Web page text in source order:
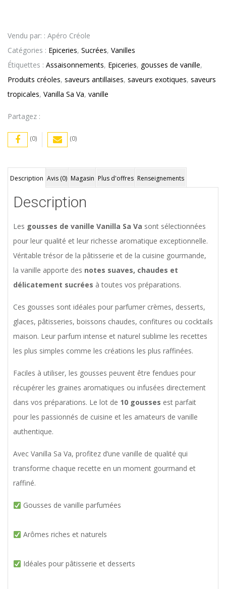
–
Vanilla
Sa
Va
Vendu par: : Apéro Créole
Catégories : Epiceries, Sucrées, Vanilles
Étiquettes : Assaisonnements, Epiceries, gousses de vanille,
Produits créoles, saveurs antillaises, saveurs exotiques, saveurs
tropicales, Vanilla Sa Va, vanille
Partagez :
(0) (0)
Description Avis (0) Magasin Plus d'offres Renseignements
Description
Les gousses de vanille Vanilla Sa Va sont sélectionnées
pour leur qualité et leur richesse aromatique exceptionnelle.
Véritable trésor de la pâtisserie et de la cuisine gourmande,
la vanille apporte des notes suaves, chaudes et
délicatement sucrées à toutes vos préparations.
Ces gousses sont idéales pour parfumer crèmes, desserts,
glaces, pâtisseries, boissons chaudes, confitures ou cocktails
maison. Leur parfum intense et naturel sublime les recettes
les plus simples comme les créations les plus raffinées.
Faciles à utiliser, les gousses peuvent être fendues pour
récupérer les graines aromatiques ou infusées directement
dans vos préparations. Le lot de 10 gousses est parfait
pour les passionnés de cuisine et les amateurs de vanille
authentique.
Avec Vanilla Sa Va, profitez d’une vanille de qualité qui
transforme chaque recette en un moment gourmand et
raffiné.
Gousses de vanille parfumées
Arômes riches et naturels
Idéales pour pâtisserie et desserts